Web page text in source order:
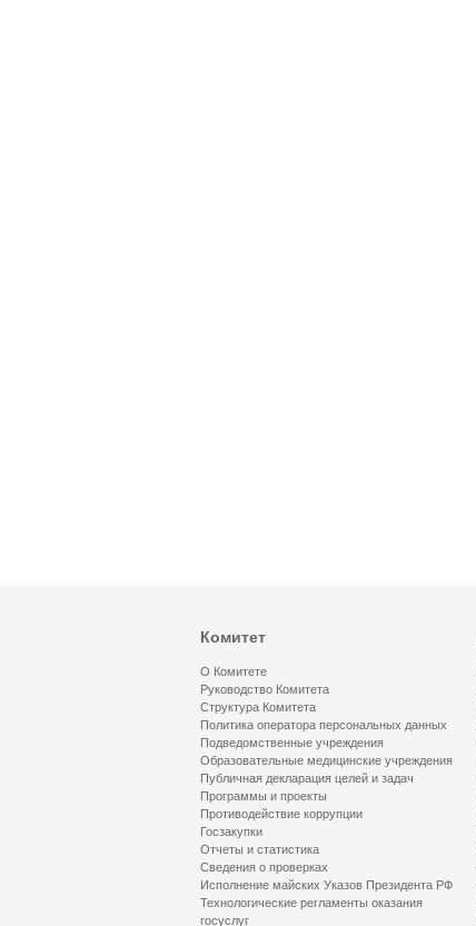
Комитет
О Комитете
Руководство Комитета
Структура Комитета
Политика оператора персональных данных
Подведомственные учреждения
Образовательные медицинские учреждения
Публичная декларация целей и задач
Программы и проекты
Противодействие коррупции
Госзакупки
Отчеты и статистика
Сведения о проверках
Исполнение майских Указов Президента РФ
Технологические регламенты оказания
госуслуг